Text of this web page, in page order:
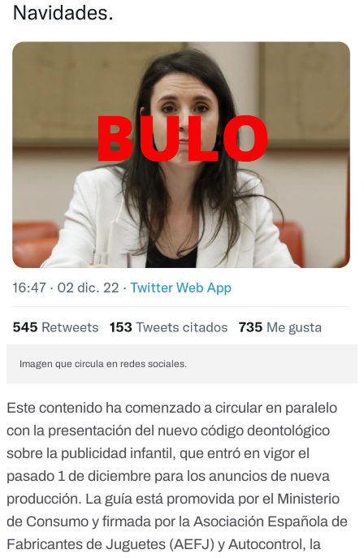
Imagen que circula en redes sociales.
Este contenido ha comenzado a circular en paralelo
con la presentación del nuevo código deontológico
sobre la publicidad infantil, que entró en vigor el
pasado 1 de diciembre para los anuncios de nueva
producción. La guía está promovida por el Ministerio
de Consumo y firmada por la Asociación Española de
Fabricantes de Juguetes (AEFJ) y Autocontrol, la